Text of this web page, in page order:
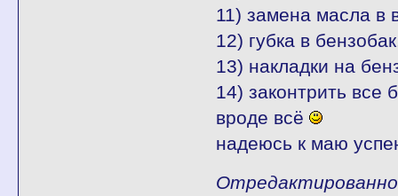
11) замена масла в
12) губка в
13) накладки на
14) законтрить все
вроде всё
надеюсь к маю